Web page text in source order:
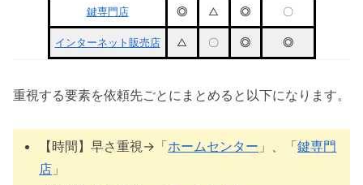
鍵専門店 ◎ △ ◎ 〇
インターネット販売店 △ 〇 ◎ ◎
重視する要素を依頼先ごとにまとめると以下になります。
【時間】早さ重視→「ホームセンター 」、「鍵専門
店 」